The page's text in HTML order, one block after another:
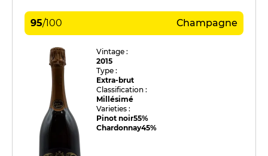
95/100 Champagne
Vintage :
2015
Type :
Extra-brut
Classification :
Millésimé
Varieties :
Pinot noir55%
Chardonnay45%